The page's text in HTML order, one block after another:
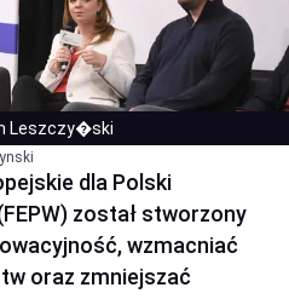
Leszczy�ski
dla Polski
został stworzony
wzmacniać
oraz zmniejszać